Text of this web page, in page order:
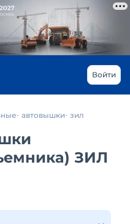
Войти
автовышки зил
ЗИЛ